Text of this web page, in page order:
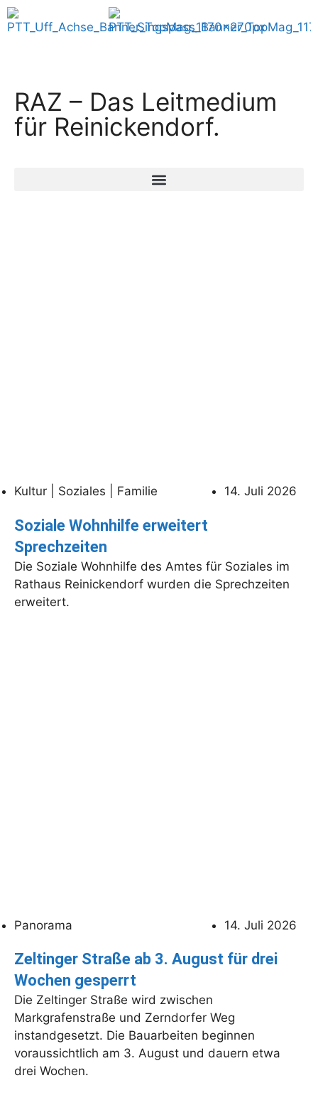
RAZ – Das Leitmedium
für Reinickendorf.
14. Juli 2026
Kultur | Soziales | Familie
Soziale Wohnhilfe erweitert
Sprechzeiten
Die Soziale Wohnhilfe des Amtes für Soziales im
Rathaus Reinickendorf wurden die Sprechzeiten
erweitert.
14. Juli 2026
Panorama
Zeltinger Straße ab 3. August für drei
Wochen gesperrt
Die Zeltinger Straße wird zwischen
Markgrafenstraße und Zerndorfer Weg
instandgesetzt. Die Bauarbeiten beginnen
voraussichtlich am 3. August und dauern etwa
drei Wochen.